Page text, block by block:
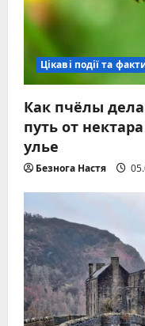
Цікаві події та
Как пчёлы
путь от
улье
Безнога Настя